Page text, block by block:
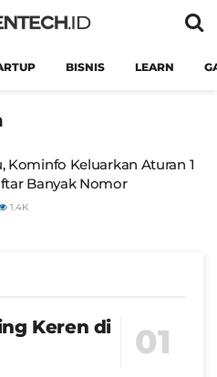
BISNIS LEARN
Kominfo Keluarkan Aturan 1
Banyak Nomor
1.4K
Keren di